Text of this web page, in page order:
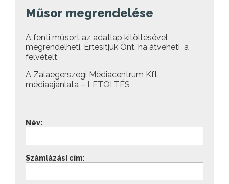
Műsor megrendelése
A fenti műsort az adatlap kitöltésével
megrendelheti. Értesítjük Önt, ha átveheti a
felvételt.
A Zalaegerszegi Médiacentrum Kft.
médiaajánlata – LETÖLTÉS
Név:
Számlázási cím: